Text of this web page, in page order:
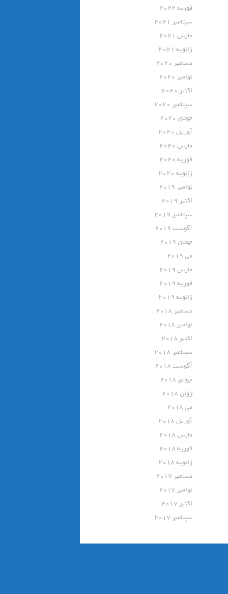
فوریه 2022
سپتامبر 2021
مارس 2021
ژانویه 2021
دسامبر 2020
نوامبر 2020
اکتبر 2020
سپتامبر 2020
جولای 2020
آوریل 2020
مارس 2020
فوریه 2020
ژانویه 2020
نوامبر 2019
اکتبر 2019
سپتامبر 2019
آگوست 2019
جولای 2019
می 2019
مارس 2019
فوریه 2019
ژانویه 2019
دسامبر 2018
نوامبر 2018
اکتبر 2018
سپتامبر 2018
آگوست 2018
جولای 2018
ژوئن 2018
می 2018
آوریل 2018
مارس 2018
فوریه 2018
ژانویه 2018
دسامبر 2017
نوامبر 2017
اکتبر 2017
سپتامبر 2017